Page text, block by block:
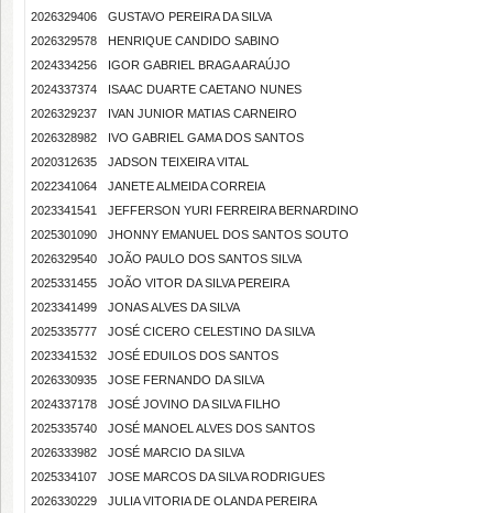
2026329406
GUSTAVO PEREIRA DA SILVA
2026329578
HENRIQUE CANDIDO SABINO
2024334256
IGOR GABRIEL BRAGA ARAÚJO
2024337374
ISAAC DUARTE CAETANO NUNES
2026329237
IVAN JUNIOR MATIAS CARNEIRO
2026328982
IVO GABRIEL GAMA DOS SANTOS
2020312635
JADSON TEIXEIRA VITAL
2022341064
JANETE ALMEIDA CORREIA
2023341541
JEFFERSON YURI FERREIRA BERNARDINO
2025301090
JHONNY EMANUEL DOS SANTOS SOUTO
2026329540
JOÃO PAULO DOS SANTOS SILVA
2025331455
JOÃO VITOR DA SILVA PEREIRA
2023341499
JONAS ALVES DA SILVA
2025335777
JOSÉ CICERO CELESTINO DA SILVA
2023341532
JOSÉ EDUILOS DOS SANTOS
2026330935
JOSE FERNANDO DA SILVA
2024337178
JOSÉ JOVINO DA SILVA FILHO
2025335740
JOSÉ MANOEL ALVES DOS SANTOS
2026333982
JOSÉ MARCIO DA SILVA
2025334107
JOSE MARCOS DA SILVA RODRIGUES
2026330229
JULIA VITORIA DE OLANDA PEREIRA